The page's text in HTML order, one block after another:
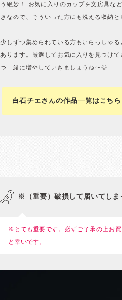
う絶妙！ お気に入りのカップを文房具な
きなので、そういった方にも洗える収納と
少しずつ集められている方もいらっしゃ
あります。厳選してお気に入りを見つけ
つ一緒に増やしていきましょうね〜◎
白石チエさんの作品一覧はこちら
※（重要）破損して届いてしま
※とても重要です。必ずご了承の上お
と幸いです。